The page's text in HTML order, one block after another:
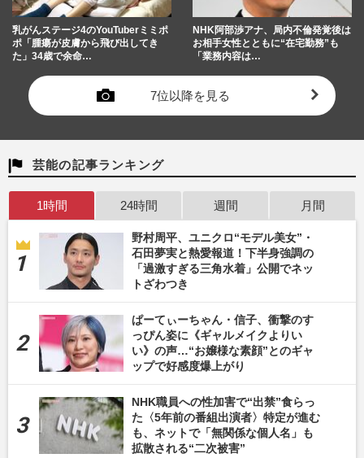
乳がんステージ4のYouTuberミミポ
ポ「腫瘍が皮膚から飛び出してき
た」34歳で余命…
NHK阿部渉アナ、局内不倫発覚後は
お相手女性とともに“在宅勤務”も
「業務内容は…
7位以降を見る
芸能の記事ランキング
1時間 24時間 週間 月間
野村周平、ユニクロ“モデル美女”・
石田夢実と熱愛報道！下半身強調の
「過激すぎる三角水着」公開でネッ
トざわつき
ぱーてぃーちゃん・信子、衝撃のす
っぴん姿に《ギャルメイクよりい
い》の声…“お嬢様な素顔”とのギャ
ップで好感度爆上がり
NHK職員への性加害で“出禁”食らっ
た〈5年前の番組出演者〉特定が進む
も、ネットで「無関係な個人名」も
拡散される“二次被害”